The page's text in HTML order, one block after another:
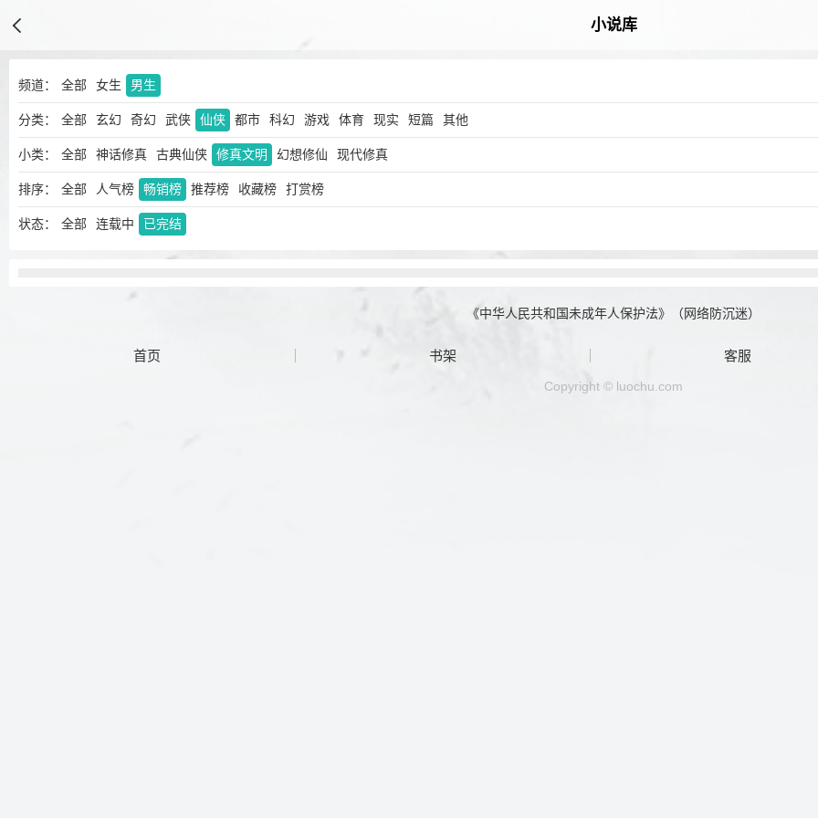
小说库
频道： 全部 女生 男生
分类： 全部 玄幻 奇幻 武侠 仙侠 都市 科幻 游戏 体育 现实 短篇 其他
小类： 全部 神话修真 古典仙侠 修真文明 幻想修仙 现代修真
排序： 全部 人气榜 畅销榜 推荐榜 收藏榜 打赏榜
状态： 全部 连载中 已完结
《中华人民共和国未成年人保护法》（网络防沉迷）
首页 书架 客服
Copyright © luochu.com